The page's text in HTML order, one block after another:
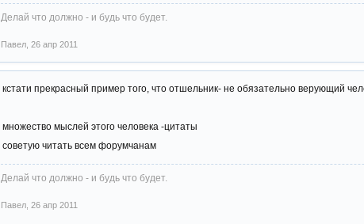
Делай что должно - и будь что будет.
Павел 26 апр 2011
кстати прекрасный пример того, что отшельник- не обязательно верующий
множество мыслей этого человека -цитаты
советую читать всем форумчанам
Делай что должно - и будь что будет.
Павел 26 апр 2011